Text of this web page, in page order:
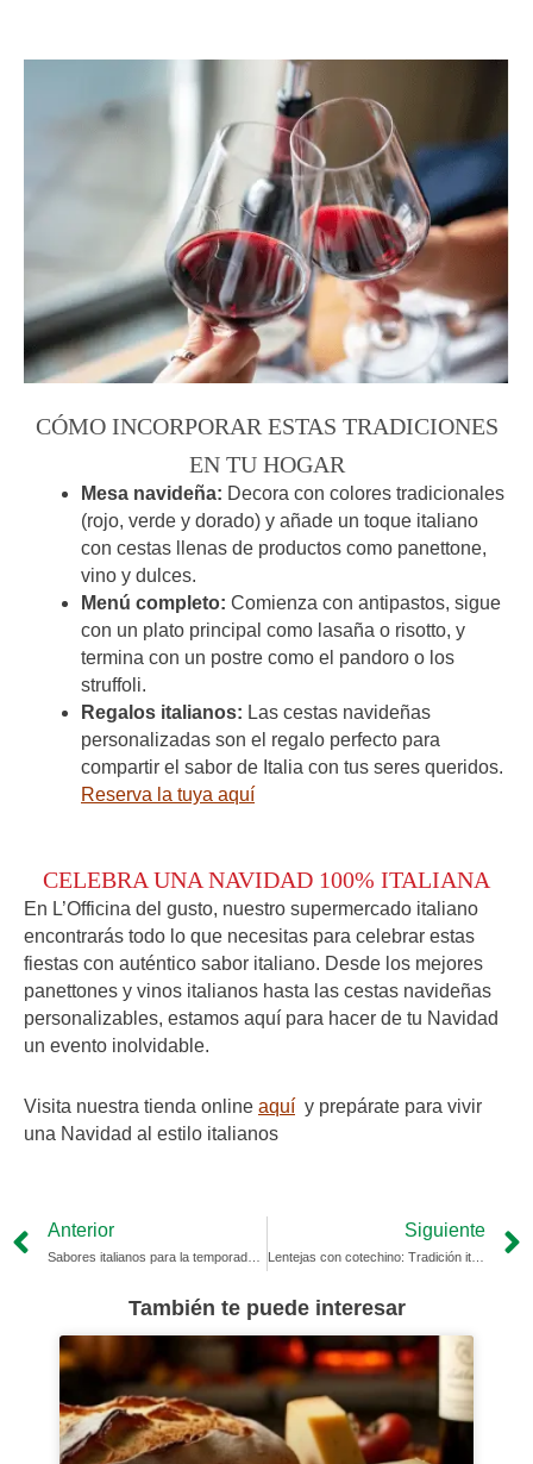
CÓMO INCORPORAR ESTAS TRADICIONES
EN TU HOGAR
Mesa navideña: Decora con colores tradicionales
(rojo, verde y dorado) y añade un toque italiano
con cestas llenas de productos como panettone,
vino y dulces.
Menú completo: Comienza con antipastos, sigue
con un plato principal como lasaña o risotto, y
termina con un postre como el pandoro o los
struffoli.
Regalos italianos: Las cestas navideñas
personalizadas son el regalo perfecto para
compartir el sabor de Italia con tus seres queridos.
Reserva la tuya aquí
CELEBRA UNA NAVIDAD 100% ITALIANA
En L’Officina del gusto, nuestro supermercado italiano
encontrarás todo lo que necesitas para celebrar estas
fiestas con auténtico sabor italiano. Desde los mejores
panettones y vinos italianos hasta las cestas navideñas
personalizables, estamos aquí para hacer de tu Navidad
un evento inolvidable.
Visita nuestra tienda online aquí y prepárate para vivir
una Navidad al estilo italianos
Prev
Anterior Siguiente
Lentejas con cotechino: Tradición italiana para Año Nuevo
También te puede interesar